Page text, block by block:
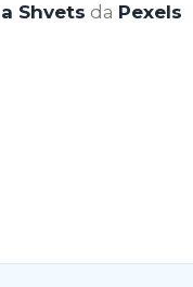
Shvets da Pexels